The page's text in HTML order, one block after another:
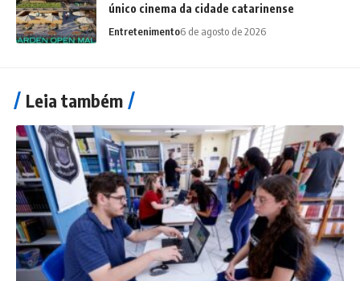
único cinema da cidade catarinense
Entretenimento6 de agosto de 2026
Leia também